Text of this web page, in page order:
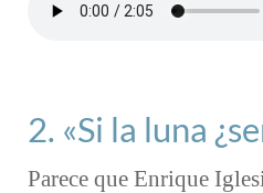
2. «Si la luna
Parece que Enrique